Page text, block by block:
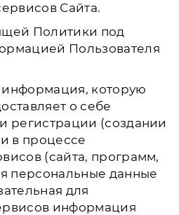
Сайта.
Политики под
Пользователя
информация, которую
о себе
регистрации (создании
в процессе
(сайта, программ,
персональные данные
для
информация